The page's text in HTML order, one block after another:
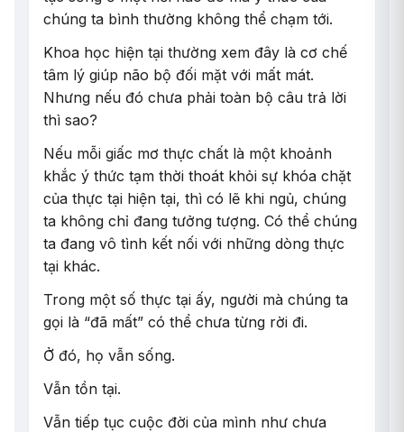
chúng ta bình thường không thể chạm tới.
Khoa học hiện tại thường xem đây là cơ chế
tâm lý giúp não bộ đối mặt với mất mát.
Nhưng nếu đó chưa phải toàn bộ câu trả lời
thì sao?
Nếu mỗi giấc mơ thực chất là một khoảnh
khắc ý thức tạm thời thoát khỏi sự khóa chặt
của thực tại hiện tại, thì có lẽ khi ngủ, chúng
ta không chỉ đang tưởng tượng. Có thể chúng
ta đang vô tình kết nối với những dòng thực
tại khác.
Trong một số thực tại ấy, người mà chúng ta
gọi là “đã mất” có thể chưa từng rời đi.
Ở đó, họ vẫn sống.
Vẫn tồn tại.
Vẫn tiếp tục cuộc đời của mình như chưa